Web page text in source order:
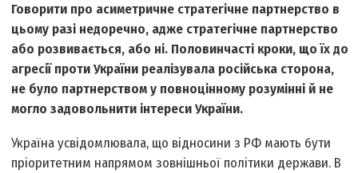
Говорити про асиметричне стратегічне партнерство в
цьому разі недоречно, адже стратегічне партнерство
або розвивається, або ні. Половинчасті кроки, що їх до
агресії проти України реалізувала російська сторона,
не було партнерством у повноцінному розумінні й не
могло задовольнити інтереси України.
Україна усвідомлювала, що відносини з РФ мають бути
пріоритетним напрямом зовнішньої політики держави. В